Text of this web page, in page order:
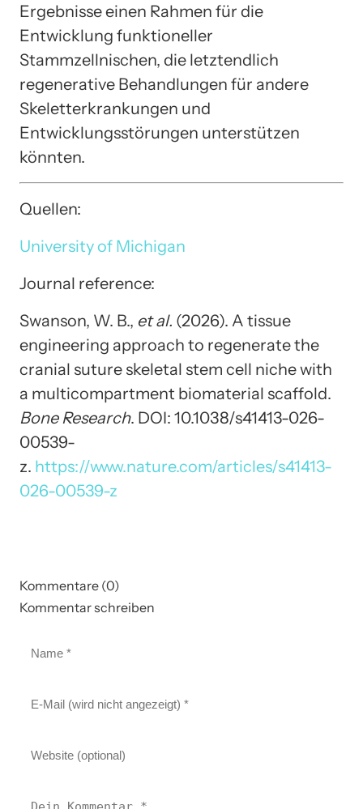
Ergebnisse einen Rahmen für die
Entwicklung funktioneller
Stammzellnischen, die letztendlich
regenerative Behandlungen für andere
Skeletterkrankungen und
Entwicklungsstörungen unterstützen
könnten.
Quellen:
University of Michigan
Journal reference:
Swanson, W. B., et al. (2026). A tissue
engineering approach to regenerate the
cranial suture skeletal stem cell niche with
a multicompartment biomaterial scaffold.
Bone Research. DOI: 10.1038/s41413-026-
00539-
z. https://www.nature.com/articles/s41413-
026-00539-z
Kommentare (0)
Kommentar schreiben